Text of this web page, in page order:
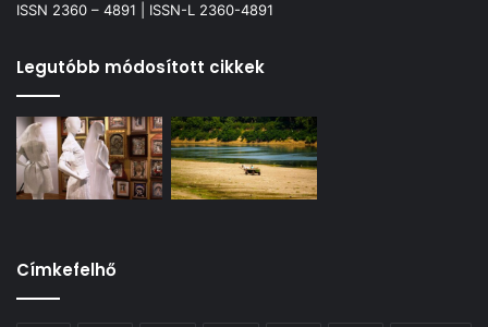
ISSN 2360 – 4891 | ISSN-L 2360-4891
Legutóbb módosított cikkek
Címkefelhő